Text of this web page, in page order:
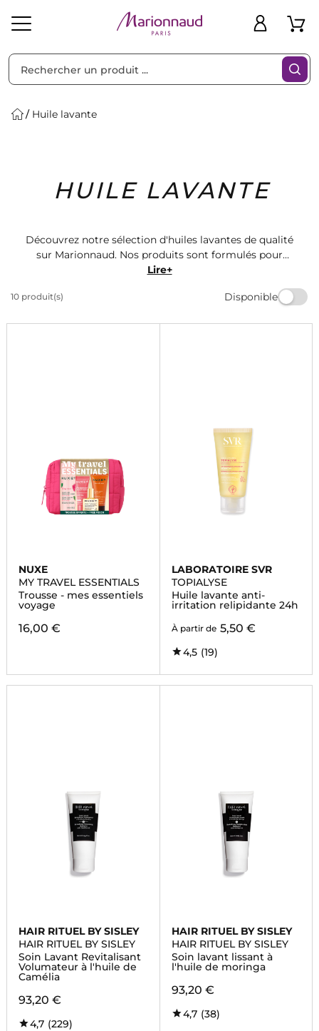
Solaire Homme Marques Idées
Cadeaux
Bons
Plans
Huile lavante
HUILE LAVANTE
Découvrez notre sélection d'huiles lavantes de qualité
sur Marionnaud. Nos produits sont formulés pour
nettoyer en douceur tout en nourrissant la peau.
huiles lavantes parfumées. Trouvez le produit parfait
Lire+
10 produit(s) Disponible
Filtres
NUXE
MY TRAVEL ESSENTIALS
Trousse - mes essentiels
voyage
16,00 €
LABORATOIRE SVR
TOPIALYSE
Huile lavante anti-
irritation relipidante 24h
À partir de 5,50 €
4,5 (19)
HAIR RITUEL BY SISLEY
HAIR RITUEL BY SISLEY
Soin Lavant Revitalisant
Volumateur à l'huile de
Camélia
93,20 €
4,7 (229)
HAIR RITUEL BY SISLEY
HAIR RITUEL BY SISLEY
Soin lavant lissant à
l'huile de moringa
93,20 €
4,7 (38)